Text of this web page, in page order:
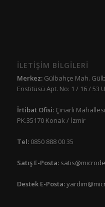
İLETİŞİM BİLGİLERİ
Merkez:Gülbahçe Mah.
Enstitüsü Apt. No: 1 / 16 / 53
İrtibat Ofisi: Çınarlı
PK.35170 Konak / İzmir
Tel:0850 888 00 35
Satış E-Posta:
Destek E-Posta: